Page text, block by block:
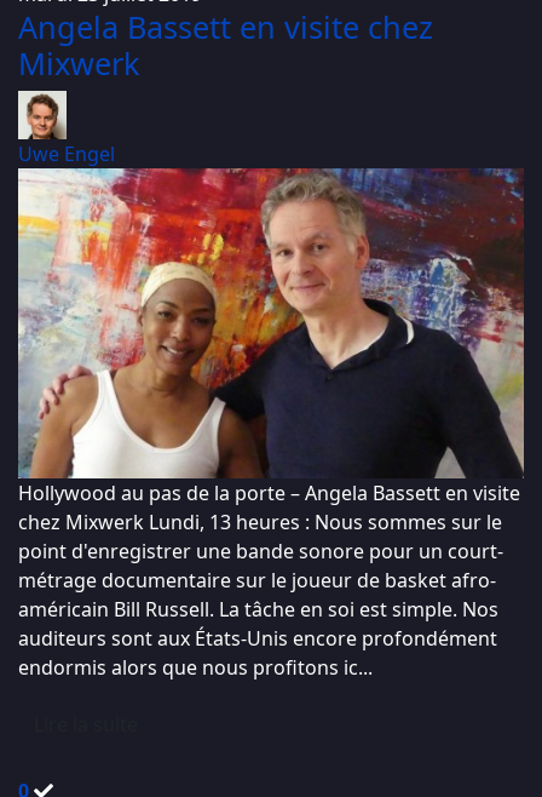
Angela Bassett en visite chez
Mixwerk
Uwe Engel
Hollywood au pas de la porte – Angela Bassett en visite
chez Mixwerk Lundi, 13 heures : Nous sommes sur le
point d'enregistrer une bande sonore pour un court-
métrage documentaire sur le joueur de basket afro-
américain Bill Russell. La tâche en soi est simple. Nos
auditeurs sont aux États-Unis encore profondément
endormis alors que nous profitons ic...
0